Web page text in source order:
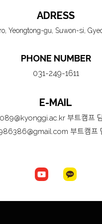
ADRESS
Yeongtong-gu, Suwon-si,
PHONE NUMBER
031-249-1611
E-MAIL
부트캠프
부트캠프